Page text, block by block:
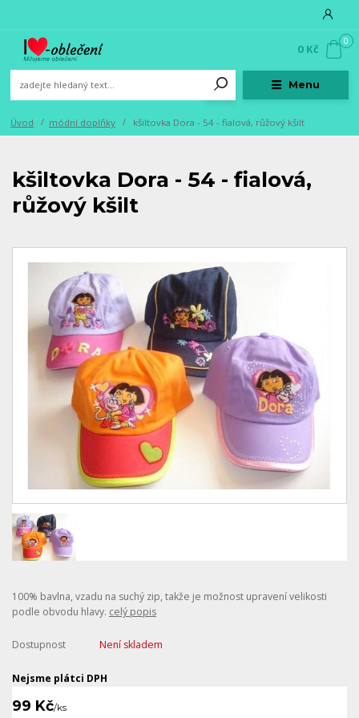
Menu
0
0 Kč
Úvod módní doplňky kšiltovka Dora - 54 - fialová, růžový kšilt
kšiltovka Dora - 54 - fialová,
růžový kšilt
100% bavlna, vzadu na suchý zip, takže je možnost upravení velikosti
podle obvodu hlavy. celý popis
Dostupnost Není skladem
Nejsme plátci DPH
99 Kč/ks